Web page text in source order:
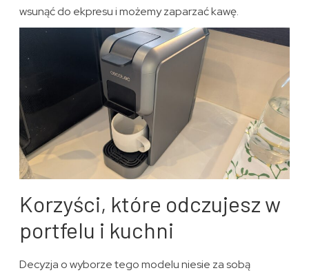
wsunąć do ekpresu i możemy zaparzać kawę.
Korzyści, które odczujesz w
portfelu i kuchni
Decyzja o wyborze tego modelu niesie za sobą